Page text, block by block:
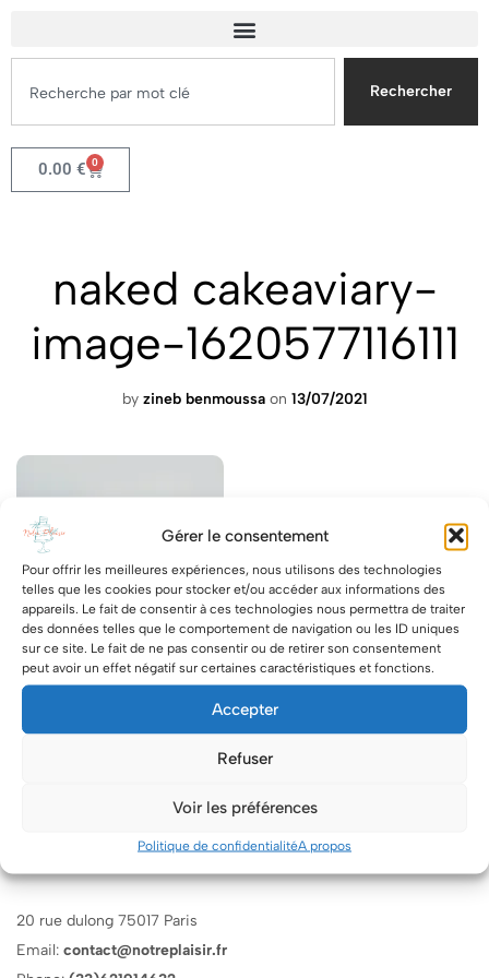
Gérer le consentement
Pour offrir les meilleures expériences, nous utilisons des technologies
telles que les cookies pour stocker et/ou accéder aux informations des
appareils. Le fait de consentir à ces technologies nous permettra de traiter
des données telles que le comportement de navigation ou les ID uniques
sur ce site. Le fait de ne pas consentir ou de retirer son consentement
peut avoir un effet négatif sur certaines caractéristiques et fonctions.
Accepter
Refuser
Voir les préférences
Politique de confidentialitéA propos
Rechercher
0.00 € 0
naked cakeaviary-
image-1620577116111
by zineb benmoussa on 13/07/2021
20 rue dulong 75017 Paris
Email: contact@notreplaisir.fr